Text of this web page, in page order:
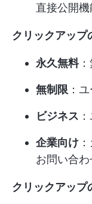
直接公開機
クリックアップ
永久無料：
無制限 ：
ビジネス
企業向け
お問い合わ
クリックアップ